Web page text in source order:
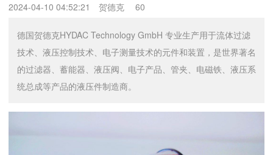
2024-04-10 04:52:21 贺德克 60
德国贺德克HYDAC Technology GmbH 专业生产用于流体过滤
技术、液压控制技术、电子测量技术的元件和装置，是世界著名
的过滤器、蓄能器、液压阀、电子产品、管夹、电磁铁、液压系
统总成等产品的液压件制造商。